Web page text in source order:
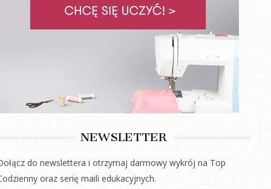
NEWSLETTER
do newslettera i otrzymaj darmowy wykrój na Top
oraz serię maili edukacyjnych.